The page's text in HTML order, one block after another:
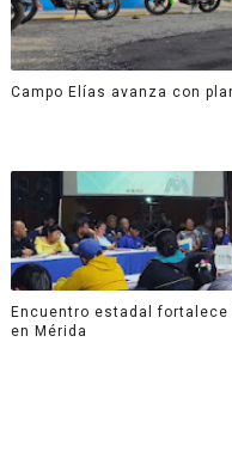
Campo Elías avanza con
Encuentro estadal
en Mérida